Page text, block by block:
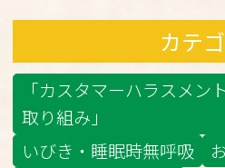
カテ
「カスタマーハラスメン
取り組み」
いびき・睡眠時無呼吸